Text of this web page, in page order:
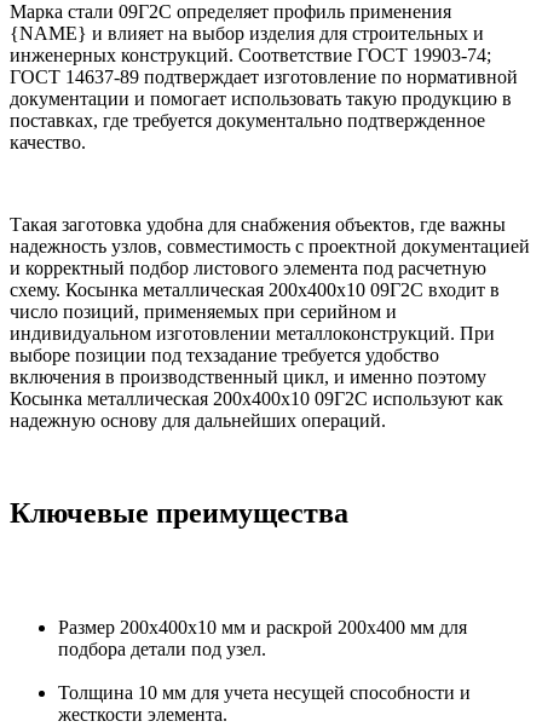
Марка стали 09Г2С определяет профиль применения
{NAME} и влияет на выбор изделия для строительных и
инженерных конструкций. Соответствие ГОСТ 19903-74;
ГОСТ 14637-89 подтверждает изготовление по нормативной
документации и помогает использовать такую продукцию в
поставках, где требуется документально подтвержденное
качество.
Такая заготовка удобна для снабжения объектов, где важны
надежность узлов, совместимость с проектной документацией
и корректный подбор листового элемента под расчетную
схему. Косынка металлическая 200х400х10 09Г2С входит в
число позиций, применяемых при серийном и
индивидуальном изготовлении металлоконструкций. При
выборе позиции под техзадание требуется удобство
включения в производственный цикл, и именно поэтому
Косынка металлическая 200х400х10 09Г2С используют как
надежную основу для дальнейших операций.
Ключевые преимущества
Размер 200х400х10 мм и раскрой 200х400 мм для
подбора детали под узел.
Толщина 10 мм для учета несущей способности и
жесткости элемента.